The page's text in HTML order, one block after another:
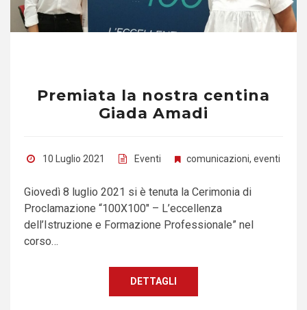
Premiata la nostra centina
Giada Amadi
10 Luglio 2021 Eventi comunicazioni, eventi
Giovedì 8 luglio 2021 si è tenuta la Cerimonia di
Proclamazione “100X100″ – L’eccellenza
dell’Istruzione e Formazione Professionale” nel
corso…
DETTAGLI